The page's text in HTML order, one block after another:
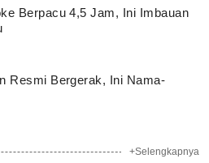
Berpacu 4,5 Jam, Ini Imbauan
Resmi Bergerak, Ini Nama-
+Selengkapnya